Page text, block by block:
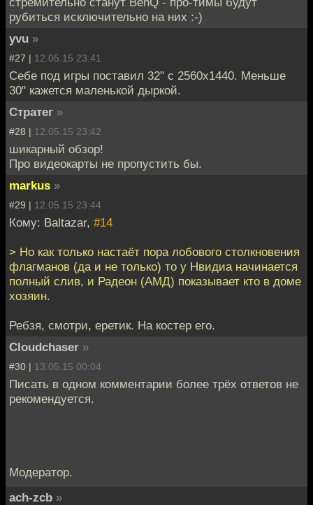
рубиться исключительно на них :-)
yvu »
#27 | 12.05.15 23:41
Себе под игры поставил 32" с 2560x1440. Меньше
30" кажется маленькой дыркой.
Стратег »
#28 | 12.05.15 23:42
шикарный обзор!
Про видеокарты не пропустить бы.
markus »
#29 | 12.05.15 23:44
Кому: Baltazar, #14
> Но как только настаёт пора лобового столкновения
флагманов (да и не только) то у Нвидиа начинается
полный слив, и Радеон (АМД) показывает кто в доме
хозяин.
Ребзя, смотри, еретик. На костер его.
Cloudchaser »
#30 | 13.05.15 00:04
Писать в одном комментарии более трёх ответов не
рекомендуется.
Модератор.
ach-zcb »